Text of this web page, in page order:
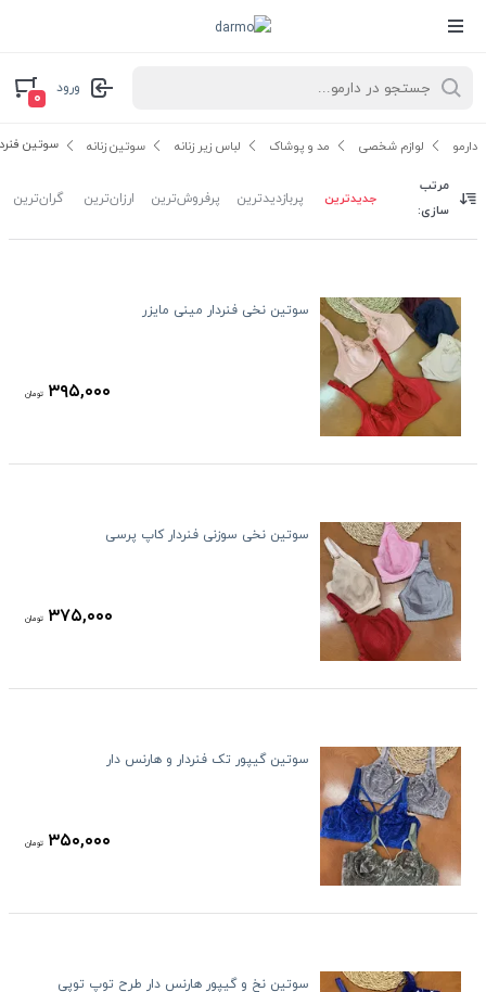
ورود
۰
دارمو لوازم شخصی مد و پوشاک لباس زیر زنانه سوتین زنانه سوتین
مرتب
سازی:
جدیدترین پربازدیدترین پرفروش‌ترین ارزان‌ترین گران‌ترین
سوتین نخی فنردار مینی مایزر
۳۹۵,۰۰۰ تومان
سوتین نخی سوزنی فنردار کاپ پرسی
۳۷۵,۰۰۰ تومان
سوتین گیپور تک فنردار و هارنس دار
۳۵۰,۰۰۰ تومان
سوتین نخ و گیپور هارنس دار طرح توپ توپی